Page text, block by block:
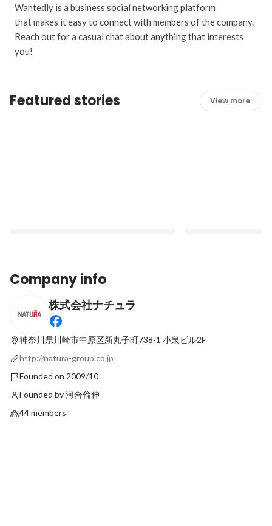
Wantedly is a business social networking platform
that makes it easy to connect with members of the company.
Reach out for a casual chat about anything that interests
you!
Featured stories View more
オーダーケーキ
Company info
株式会社ナチュラ
神奈川県川崎市中原区新丸子町738-1 小泉ビル2F
http://natura-group.co.jp
Founded on 2009/10
Founded by 河合倫伸
44 members